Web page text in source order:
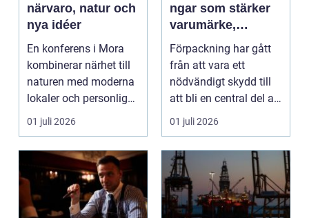
närvaro, natur och
nya idéer
En konferens i Mora
kombinerar närhet till
naturen med moderna
lokaler och personlig
service. För må...
01 juli 2026
ngar som stärker
varumärke,
hållbarhet och
lönsamhet
Förpackning har gått
från att vara ett
nödvändigt skydd till
att bli en central del av
varumärket, k...
01 juli 2026